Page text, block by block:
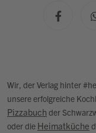
Wir, der Verlag hinter
unsere erfolgreiche
Pizzabuch der
oder die Heimatküche